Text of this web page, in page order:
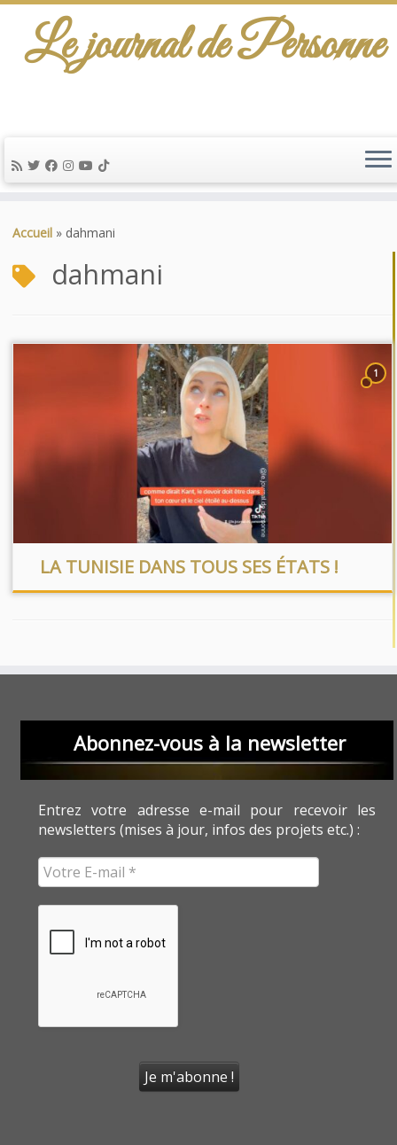
au
Le journal de Personne
Accueil » dahmani
dahmani
1
LA TUNISIE DANS TOUS SES ÉTATS !
Abonnez-vous à la newsletter
Entrez votre adresse e-mail pour recevoir les
newsletters (mises à jour, infos des projets etc.) :